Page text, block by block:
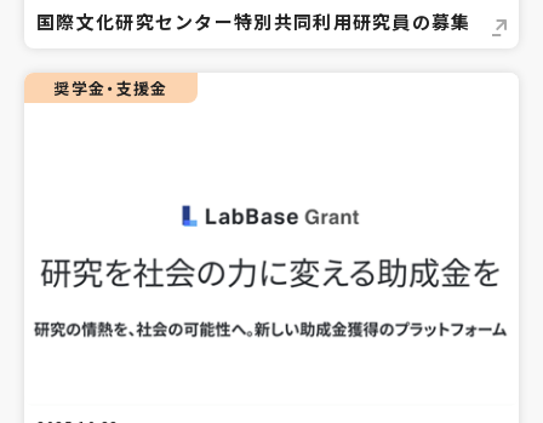
国際文化研究センター特別共同利用研究員の募集
奨学金・支援金